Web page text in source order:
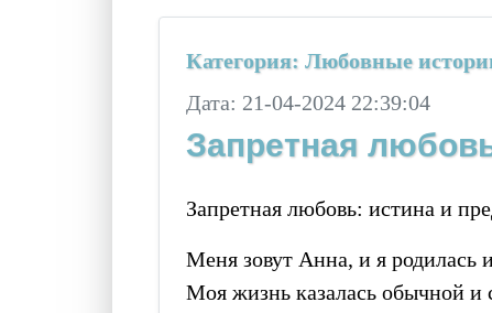
Категория: Любовные
Дата: 21-04-2024 22:39:04
Запретная
Запретная любовь: истина и
Меня зовут Анна, и я родилась
Моя жизнь казалась обычной и